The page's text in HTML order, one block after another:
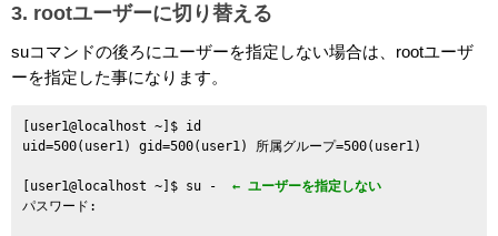
3. rootユーザーに切り替える
suコマンドの後ろにユーザーを指定しない場合は、rootユーザ
ーを指定した事になります。
[user1@localhost ~]$ id
uid=500(user1) gid=500(user1) 所属グループ=500(user1)
[user1@localhost ~]$ su -
← ユーザーを指定しない
パスワード: